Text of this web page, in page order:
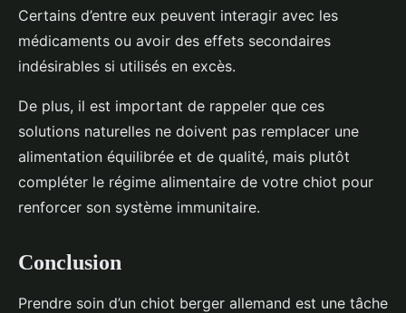
Certains d’entre eux peuvent interagir avec les
médicaments ou avoir des effets secondaires
indésirables si utilisés en excès.
De plus, il est important de rappeler que ces
solutions naturelles ne doivent pas remplacer une
alimentation équilibrée et de qualité, mais plutôt
compléter le régime alimentaire de votre chiot pour
renforcer son système immunitaire.
Conclusion
Prendre soin d’un chiot berger allemand est une tâche